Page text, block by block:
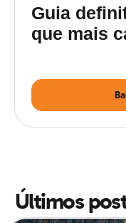
de Independência1)
Guia
História
Guia
que mais
Últimos